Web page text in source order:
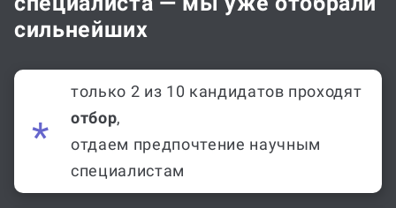
специалиста — мы уже отобрали
сильнейших
только 2 из 10 кандидатов проходят
отбор,
отдаем предпочтение научным
специалистам